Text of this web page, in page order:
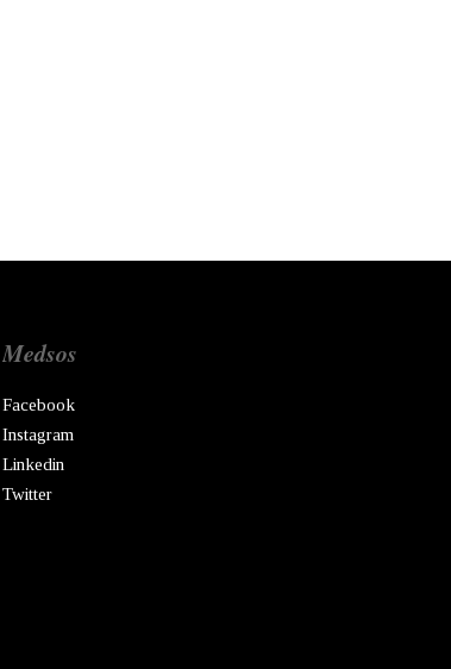
Medsos
Facebook
Instagram
Linkedin
Twitter